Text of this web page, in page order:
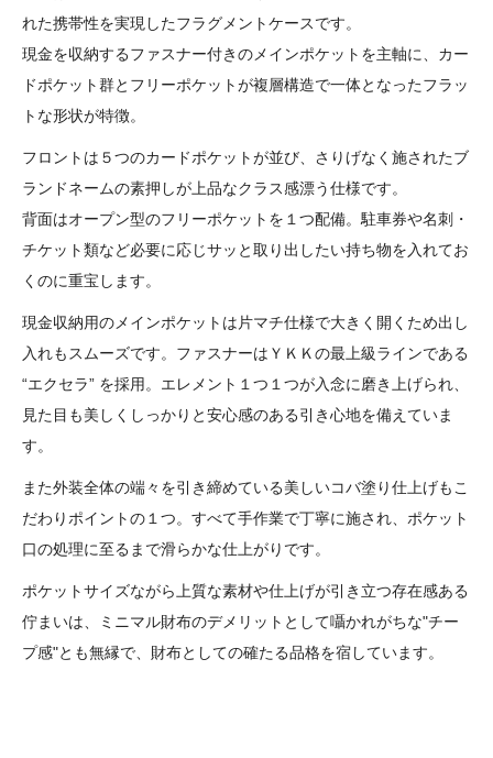
れた携帯性を実現したフラグメントケースです。
現金を収納するファスナー付きのメインポケットを主軸に、カー
ドポケット群とフリーポケットが複層構造で一体となったフラッ
トな形状が特徴。
フロントは５つのカードポケットが並び、さりげなく施されたブ
ランドネームの素押しが上品なクラス感漂う仕様です。
背面はオープン型のフリーポケットを１つ配備。駐車券や名刺・
チケット類など必要に応じサッと取り出したい持ち物を入れてお
くのに重宝します。
現金収納用のメインポケットは片マチ仕様で大きく開くため出し
入れもスムーズです。ファスナーはＹＫＫの最上級ラインである
“エクセラ” を採用。エレメント１つ１つが入念に磨き上げられ、
見た目も美しくしっかりと安心感のある引き心地を備えていま
す。
また外装全体の端々を引き締めている美しいコバ塗り仕上げもこ
だわりポイントの１つ。すべて手作業で丁寧に施され、ポケット
口の処理に至るまで滑らかな仕上がりです。
ポケットサイズながら上質な素材や仕上げが引き立つ存在感ある
佇まいは、ミニマル財布のデメリットとして囁かれがちな"チー
プ感"とも無縁で、財布としての確たる品格を宿しています。